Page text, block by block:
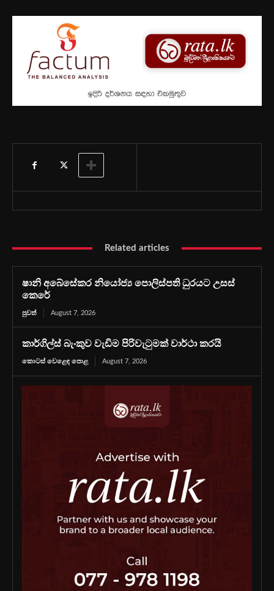
Related articles
ෂානි අබේසේකර නියෝජ්‍ය පොලිස්පති ධුරයට උසස්
කෙරේ
පුවත් August 7, 2026
කාර්ගිල්ස් බැංකුව වැඩිම පිරිවැටුමක් වාර්ථා කරයි
කොටස් වෙළෙඳ පොළ August 7, 2026